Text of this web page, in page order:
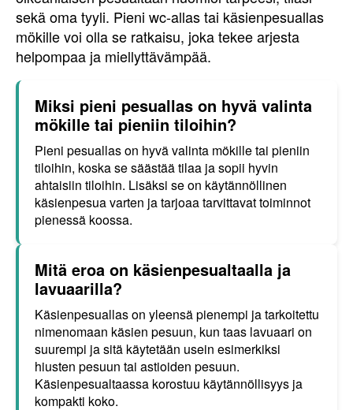
sekä oma tyyli. Pieni wc-allas tai käsienpesuallas
mökille voi olla se ratkaisu, joka tekee arjesta
helpompaa ja miellyttävämpää.
Miksi pieni pesuallas on hyvä valinta
mökille tai pieniin tiloihin?
Pieni pesuallas on hyvä valinta mökille tai pieniin
tiloihin, koska se säästää tilaa ja sopii hyvin
ahtaisiin tiloihin. Lisäksi se on käytännöllinen
käsienpesua varten ja tarjoaa tarvittavat toiminnot
pienessä koossa.
Mitä eroa on käsienpesualtaalla ja
lavuaarilla?
Käsienpesuallas on yleensä pienempi ja tarkoitettu
nimenomaan käsien pesuun, kun taas lavuaari on
suurempi ja sitä käytetään usein esimerkiksi
hiusten pesuun tai astioiden pesuun.
Käsienpesualtaassa korostuu käytännöllisyys ja
kompakti koko.